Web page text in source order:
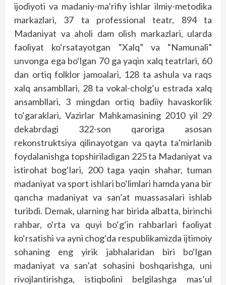
ijodiyoti va madaniy-ma’rifiy ishlar ilmiy-metodika
markazlari, 37 ta professional teatr, 894 ta
Madaniyat va aholi dam olish markazlari, ularda
faoliyat ko‘rsatayotgan “Xalq” va “Namunali”
unvonga ega bo‘lgan 70 ga yaqin xalq teatrlari, 60
dan ortiq folklor jamoalari, 128 ta ashula va raqs
xalq ansambllari, 28 ta vokal-cholg‘u estrada xalq
ansambllari, 3 mingdan ortiq badiiy havaskorlik
to‘garaklari, Vazirlar Mahkamasining 2010 yil 29
dekabrdagi 322-son qaroriga asosan
rekonstruktsiya qilinayotgan va qayta ta’mirlanib
foydalanishga topshiriladigan 225 ta Madaniyat va
istirohat bog‘lari, 200 taga yaqin shahar, tuman
madaniyat va sport ishlari bo‘limlari hamda yana bir
qancha madaniyat va san’at muassasalari ishlab
turibdi. Demak, ularning har birida albatta, birinchi
rahbar, o‘rta va quyi bo‘g‘in rahbarlari faoliyat
ko‘rsatishi va ayni chog‘da respublikamizda ijtimoiy
sohaning eng yirik jabhalaridan biri bo‘lgan
madaniyat va san’at sohasini boshqarishga, uni
rivojlantirishga, istiqbolini belgilashga mas’ul